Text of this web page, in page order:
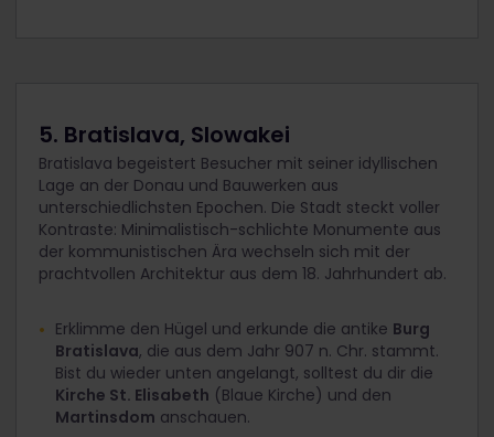
5. Bratislava, Slowakei
Bratislava begeistert Besucher mit seiner idyllischen
Lage an der Donau und Bauwerken aus
unterschiedlichsten Epochen. Die Stadt steckt voller
Kontraste: Minimalistisch-schlichte Monumente aus
der kommunistischen Ära wechseln sich mit der
prachtvollen Architektur aus dem 18. Jahrhundert ab.
Erklimme den Hügel und erkunde die antike Burg
Bratislava, die aus dem Jahr 907 n. Chr. stammt.
Bist du wieder unten angelangt, solltest du dir die
Kirche St. Elisabeth (Blaue Kirche) und den
Martinsdom anschauen.